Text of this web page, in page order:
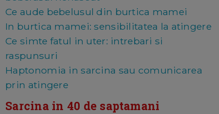
Ce aude bebelusul din burtica mamei
In burtica mamei: sensibilitatea la atingere
Ce simte fatul in uter: intrebari si
raspunsuri
Haptonomia in sarcina sau comunicarea
prin atingere
Sarcina in 40 de saptamani